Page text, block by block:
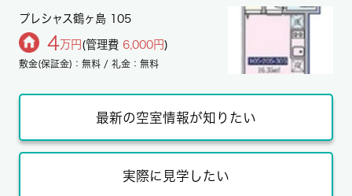
プレシャス鶴ヶ島 105
4万円 (管理費 6,000円)
敷金(保証金)：無料 / 礼金：無料
最新の空室情報が知りたい
実際に見学したい